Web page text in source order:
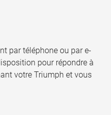
par téléphone ou par e-
pour répondre à
votre Triumph et vous